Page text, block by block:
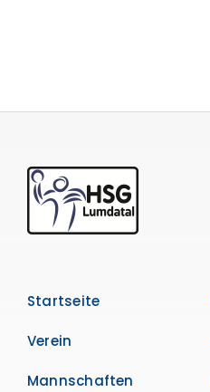
Startseite
Verein
Mannschaften